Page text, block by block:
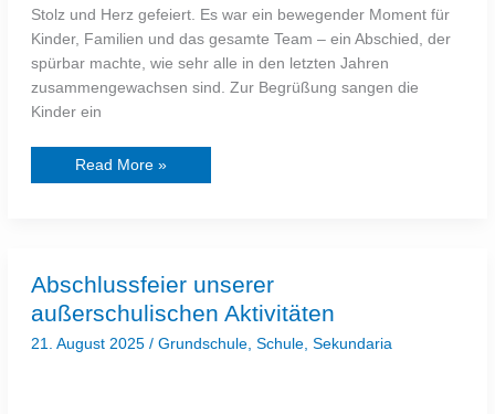
Stolz und Herz gefeiert. Es war ein bewegender Moment für
Kinder, Familien und das gesamte Team – ein Abschied, der
spürbar machte, wie sehr alle in den letzten Jahren
zusammengewachsen sind. Zur Begrüßung sangen die
Kinder ein
Read More »
Abschlussfeier unserer
außerschulischen Aktivitäten
21. August 2025 / Grundschule, Schule, Sekundaria
Abschlussfeier
unserer
außerschulischen
Aktivitäten